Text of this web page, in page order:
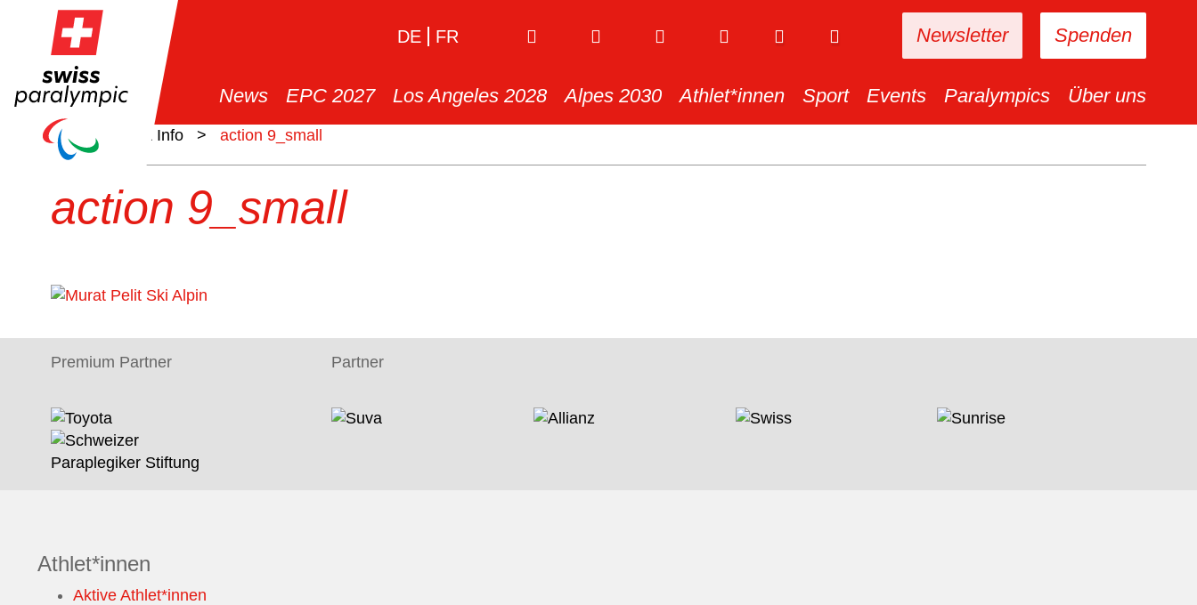
Spenden
Newsletter
DE FR
News EPC 2027 Los Angeles 2028 Alpes 2030 Athlet*innen Sport Events Paralympics Über uns
> News & Info > action 9_small
action 9_small
Premium Partner Partner
Athlet*innen
Aktive Athlet*innen